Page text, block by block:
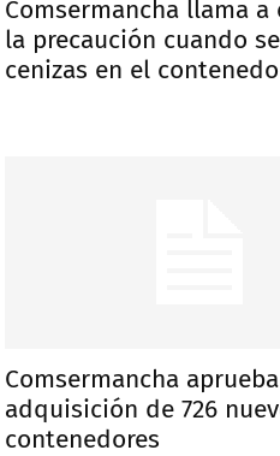
Comsermancha llama a
la precaución cuando
cenizas en el
Comsermancha
adquisición de 726
contenedores